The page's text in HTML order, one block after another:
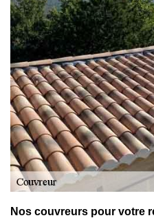
Nos couvreurs pour votre